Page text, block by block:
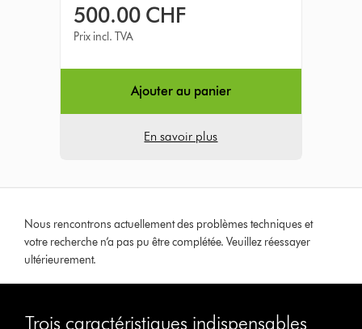
500.00 CHF
Prix incl. TVA
Ajouter au panier
En savoir plus
Nous rencontrons actuellement des problèmes techniques et
votre recherche n’a pas pu être complétée. Veuillez réessayer
ultérieurement.
Trois caractéristiques indispensables